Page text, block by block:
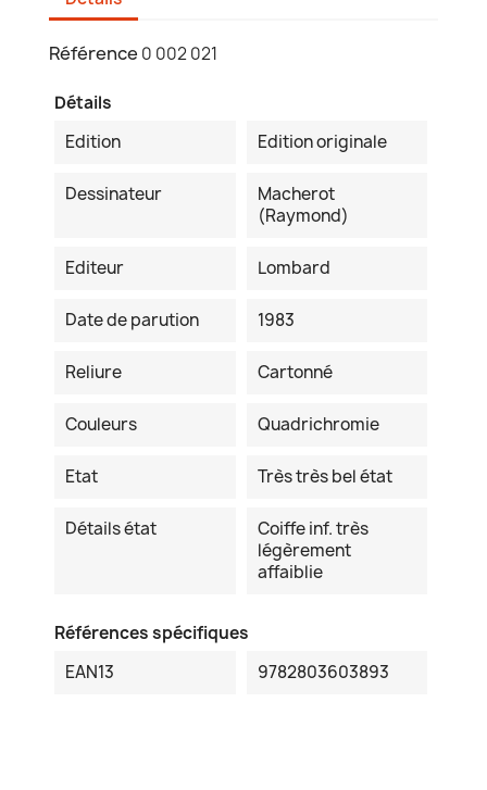
Référence 0 002 021
Détails
Edition
Edition originale
Dessinateur
Macherot
(Raymond)
Editeur Lombard
Date de parution 1983
Reliure Cartonné
Couleurs Quadrichromie
Etat Très très bel état
Détails état
Coiffe inf. très
légèrement
affaiblie
Références spécifiques
EAN13
9782803603893